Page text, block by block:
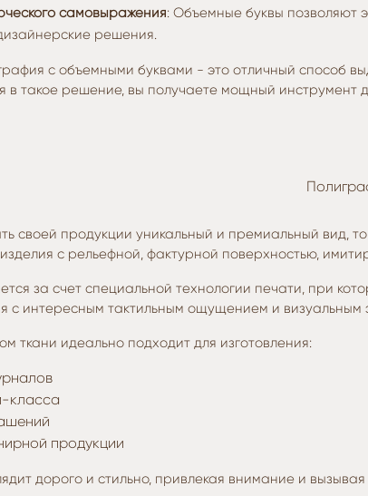
самовыражения: Объемные буквы позволяют
решения.
с объемными буквами - это отличный способ
в такое решение, вы получаете мощный инструмент
своей продукции уникальный и премиальный вид,
с рельефной, фактурной поверхностью,
за счет специальной технологии печати, при
с интересным тактильным ощущением и
ткани идеально подходит для изготовления:
класса
продукции
дорого и стильно, привлекая внимание и